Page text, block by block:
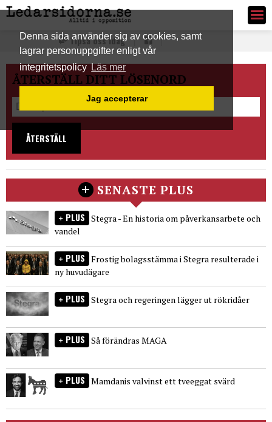
Denna sida använder sig av cookies, samt
lagrar personuppgifter enligt vår
integritetspolicyLäs mer
Jag accepterar
Ledarsidorna.se
Tipsa oss idag
ÅTERSTÄLL DITT LÖSENORD
ÅTERSTÄLL
SENASTE PLUS
PLUS Stegra - En historia om påverkansarbete och
vandel
PLUS Frostig bolagsstämma i Stegra resulterade i
ny huvudägare
PLUS Stegra och regeringen lägger ut rökridåer
PLUS Så förändras MAGA
PLUS Mamdanis valvinst ett tveeggat svärd